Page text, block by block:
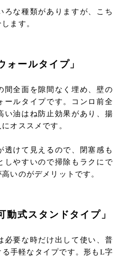
ろな種類がありますが、こち
ます。
ールタイプ」
間全面を隙間なく埋め、壁の
ールタイプです。コンロ前全
い油はね防止効果があり、揚
オススメです。
透けて見えるので、閉塞感も
しやすいので掃除もラクにで
いのがデメリットです。
式スタンドタイプ」
必要な時だけ出して使い、普
手軽なタイプです。形もL字